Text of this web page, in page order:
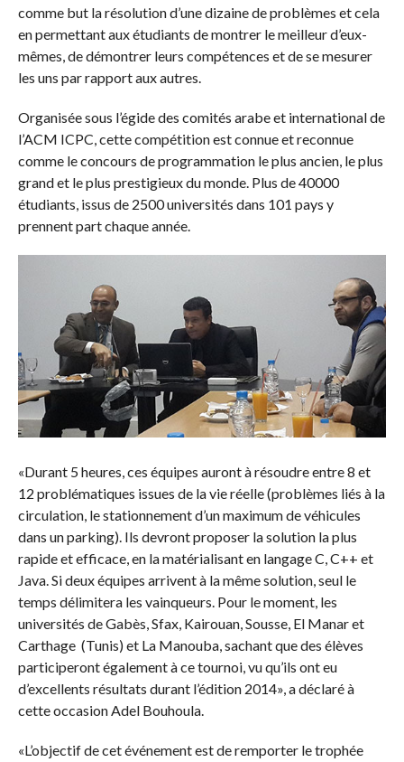
comme but la résolution d’une dizaine de problèmes et cela
en permettant aux étudiants de montrer le meilleur d’eux-
mêmes, de démontrer leurs compétences et de se mesurer
les uns par rapport aux autres.
Organisée sous l’égide des comités arabe et international de
l’ACM ICPC, cette compétition est connue et reconnue
comme le concours de programmation le plus ancien, le plus
grand et le plus prestigieux du monde. Plus de 40000
étudiants, issus de 2500 universités dans 101 pays y
prennent part chaque année.
«Durant 5 heures, ces équipes auront à résoudre entre 8 et
12 problématiques issues de la vie réelle (problèmes liés à la
circulation, le stationnement d’un maximum de véhicules
dans un parking). Ils devront proposer la solution la plus
rapide et efficace, en la matérialisant en langage C, C++ et
Java. Si deux équipes arrivent à la même solution, seul le
temps délimitera les vainqueurs. Pour le moment, les
universités de Gabès, Sfax, Kairouan, Sousse, El Manar et
Carthage (Tunis) et La Manouba, sachant que des élèves
participeront également à ce tournoi, vu qu’ils ont eu
d’excellents résultats durant l’édition 2014», a déclaré à
cette occasion Adel Bouhoula.
«L’objectif de cet événement est de remporter le trophée